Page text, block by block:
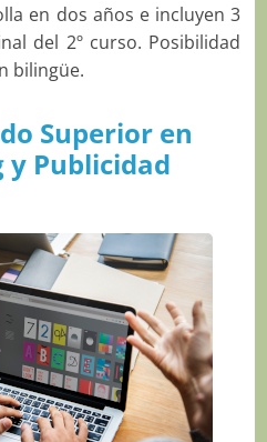
en dos años e incluyen 3
del 2º curso. Posibilidad
bilingüe.
Superior en
Publicidad